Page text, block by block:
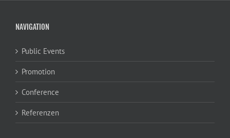
NAVIGATION
Public Events
Promotion
Conference
Referenzen